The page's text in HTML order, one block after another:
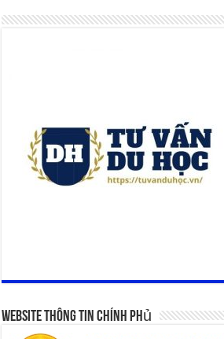
Website Thông Tin Chính Phủ